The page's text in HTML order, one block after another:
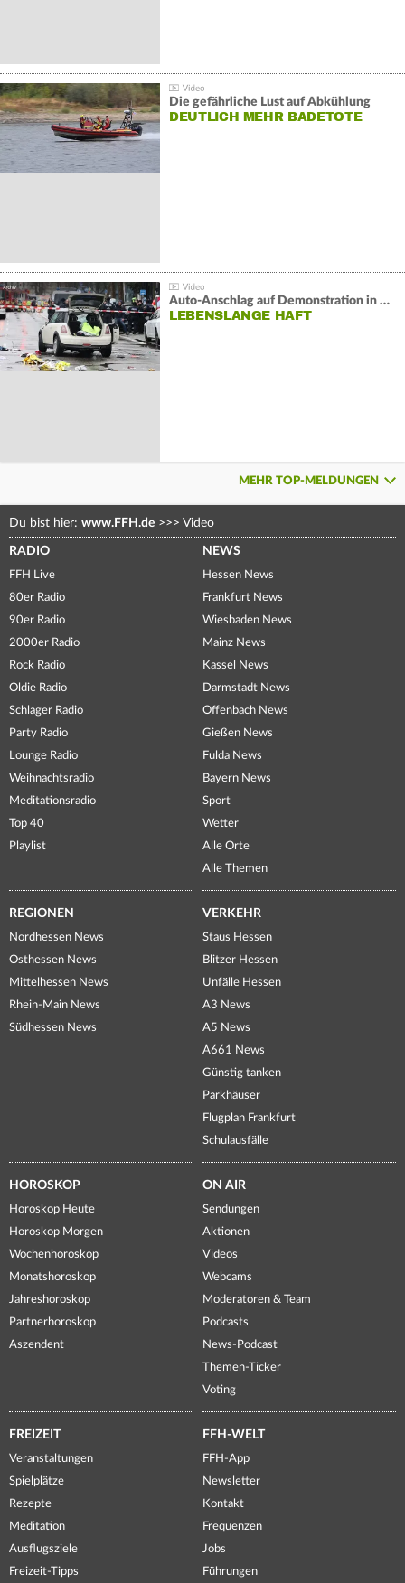
Die gefährliche Lust auf Abkühlung
DEUTLICH MEHR BADETOTE
Auto-Anschlag auf Demonstration in München:
LEBENSLANGE HAFT
MEHR TOP-MELDUNGEN
Du bist hier: www.FFH.de >>> Video
RADIO
FFH Live
80er Radio
90er Radio
2000er Radio
Rock Radio
Oldie Radio
Schlager Radio
Party Radio
Lounge Radio
Weihnachtsradio
Meditationsradio
Top 40
Playlist
NEWS
Hessen News
Frankfurt News
Wiesbaden News
Mainz News
Kassel News
Darmstadt News
Offenbach News
Gießen News
Fulda News
Bayern News
Sport
Wetter
Alle Orte
Alle Themen
REGIONEN
Nordhessen News
Osthessen News
Mittelhessen News
Rhein-Main News
Südhessen News
VERKEHR
Staus Hessen
Blitzer Hessen
Unfälle Hessen
A3 News
A5 News
A661 News
Günstig tanken
Parkhäuser
Flugplan Frankfurt
Schulausfälle
HOROSKOP
Horoskop Heute
Horoskop Morgen
Wochenhoroskop
Monatshoroskop
Jahreshoroskop
Partnerhoroskop
Aszendent
ON AIR
Sendungen
Aktionen
Videos
Webcams
Moderatoren & Team
Podcasts
News-Podcast
Themen-Ticker
Voting
FREIZEIT
Veranstaltungen
Spielplätze
Rezepte
Meditation
Ausflugsziele
Freizeit-Tipps
FFH-WELT
FFH-App
Newsletter
Kontakt
Frequenzen
Jobs
Führungen